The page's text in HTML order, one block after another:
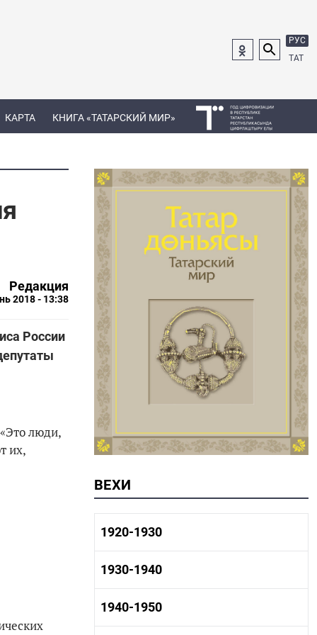
РУС
ТАТ
КАРТА КНИГА «ТАТАРСКИЙ МИР»
Редакция
2018 - 13:38
России
люди,
их,
ВЕХИ
1920-1930
1920-1930 история
1920-1930 культура
1930-1940
1930-1940 история
1930-1940 культура
1940-1950